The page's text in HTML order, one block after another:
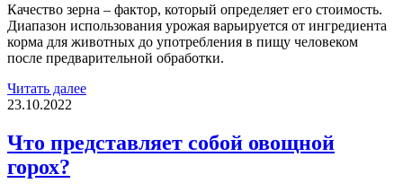
Качество зерна – фактор, который определяет его стоимость.
Диапазон использования урожая варьируется от ингредиента
корма для животных до употребления в пищу человеком
после предварительной обработки.
Читать далее
23.10.2022
Что представляет собой овощной
горох?